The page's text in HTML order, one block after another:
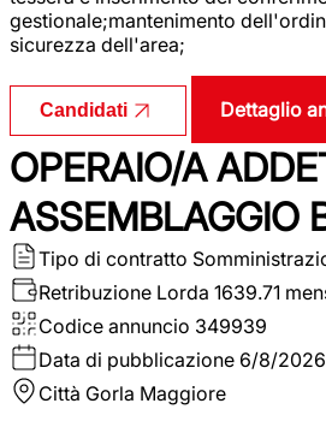
gestionale;mantenimento
sicurezza dell'area;
Candidati Dettaglio
OPERAIO/A
ASSEMBLAGGIO
Tipo di contratto
Retribuzione Lorda 1639.71
Codice annuncio 349939
Data di pubblicazione 6/8/2026
Città Gorla Maggiore